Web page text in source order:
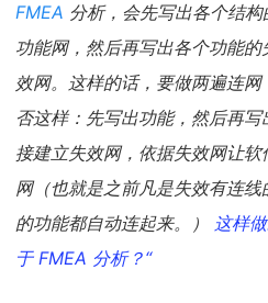
FMEA 分析，会先写出各个结
功能网，然后再写出各个功能
效网。这样的话，要做两遍连
否这样：先写出功能，然后再
接建立失效网，依据失效网让
网（也就是之前凡是失效有连
的功能都自动连起来。） 这样
于 FMEA 分析？“